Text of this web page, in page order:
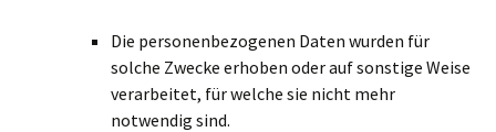
Die personenbezogenen Daten wurden für
solche Zwecke erhoben oder auf sonstige Weise
verarbeitet, für welche sie nicht mehr
notwendig sind.